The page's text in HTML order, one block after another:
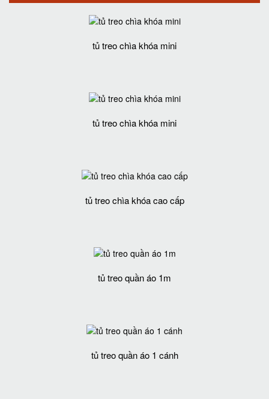
tủ treo chìa khóa mini
tủ treo chìa khóa mini
tủ treo chìa khóa cao cấp
tủ treo quần áo 1m
tủ treo quần áo 1 cánh